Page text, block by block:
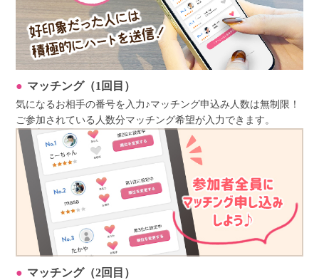
マッチング（1回目）
気になるお相手の番号を入力♪マッチング申込み人数は無制限！
ご参加されている人数分マッチング希望が入力できます。
マッチング（2回目）